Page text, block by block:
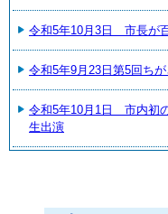
令和5年10月3日 市長が
令和5年9月23日第5回ち
令和5年10月1日 市内初
生出演